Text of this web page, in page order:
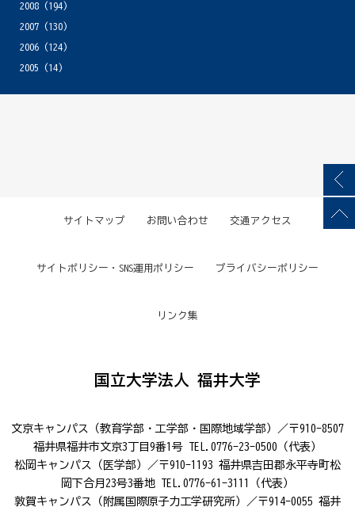
2008(194)
2007(130)
2006(124)
2005 (14)
サイトマップ お問い合わせ 交通アクセス
サイトポリシー・SNS運用ポリシー プライバシーポリシー
リンク集
国立大学法人 福井大学
文京キャンパス（教育学部・工学部・国際地域学部）／〒910-8507
福井県福井市文京3丁目9番1号 TEL.0776-23-0500（代表）
松岡キャンパス（医学部）／〒910-1193 福井県吉田郡永平寺町松
岡下合月23号3番地 TEL.0776-61-3111（代表）
敦賀キャンパス（附属国際原子力工学研究所）／〒914-0055 福井